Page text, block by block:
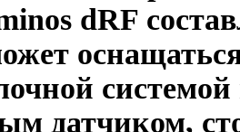
dRF
датчиком,